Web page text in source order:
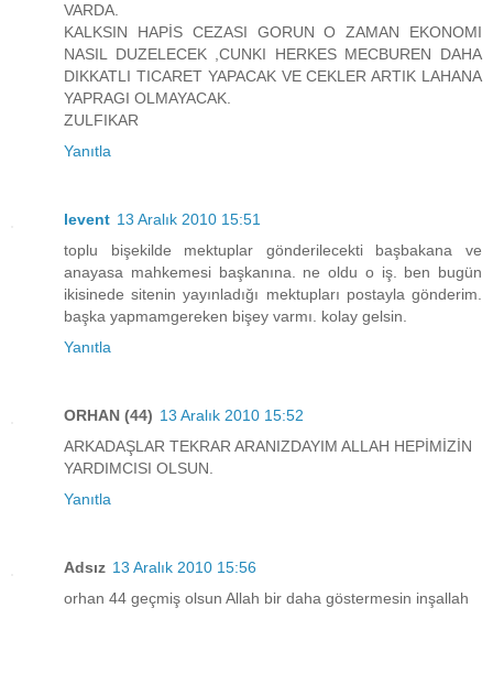
VARDA.
KALKSIN HAPİS CEZASI GORUN O ZAMAN EKONOMI
NASIL DUZELECEK ,CUNKI HERKES MECBUREN DAHA
DIKKATLI TICARET YAPACAK VE CEKLER ARTIK LAHANA
YAPRAGI OLMAYACAK.
ZULFIKAR
Yanıtla
levent 13 Aralık 2010 15:51
toplu bişekilde mektuplar gönderilecekti başbakana ve
anayasa mahkemesi başkanına. ne oldu o iş. ben bugün
ikisinede sitenin yayınladığı mektupları postayla gönderim.
başka yapmamgereken bişey varmı. kolay gelsin.
Yanıtla
ORHAN (44) 13 Aralık 2010 15:52
ARKADAŞLAR TEKRAR ARANIZDAYIM ALLAH HEPİMİZİN
YARDIMCISI OLSUN.
Yanıtla
Adsız 13 Aralık 2010 15:56
orhan 44 geçmiş olsun Allah bir daha göstermesin inşallah